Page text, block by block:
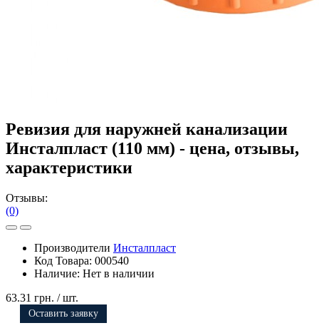
Ревизия для наружней канализации
Инсталпласт (110 мм) - цена, отзывы,
характеристики
Отзывы:
(0)
Производители Инсталпласт
Код Товара: 000540
Наличие: Нет в наличии
63.31 грн. / шт.
Оставить заявку